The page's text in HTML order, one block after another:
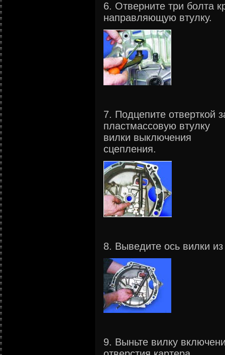
6. Отверните три болта
направляющую втулку.
7. Подцепите отверткой
пластмассовую втулку
вилки выключения
сцепления.
8. Выведите ось вилки
9. Выньте вилку